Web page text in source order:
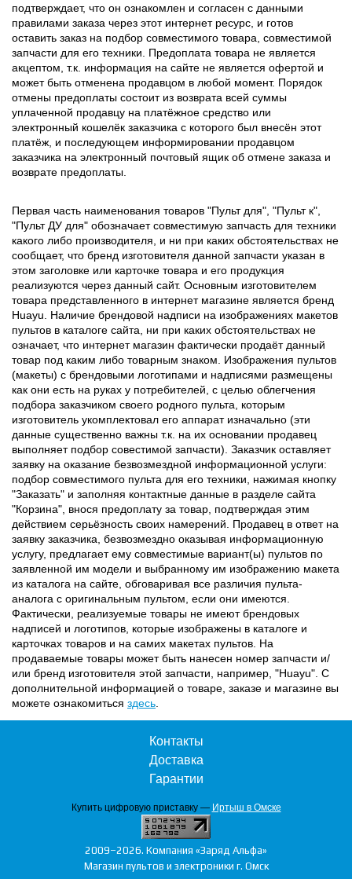
подтверждает, что он ознакомлен и согласен с данными
правилами заказа через этот интернет ресурс, и готов
оставить заказ на подбор совместимого товара, совместимой
запчасти для его техники. Предоплата товара не является
акцептом, т.к. информация на сайте не является офертой и
может быть отменена продавцом в любой момент. Порядок
отмены предоплаты состоит из возврата всей суммы
уплаченной продавцу на платёжное средство или
электронный кошелёк заказчика с которого был внесён этот
платёж, и последующем информировании продавцом
заказчика на электронный почтовый ящик об отмене заказа и
возврате предоплаты.
Первая часть наименования товаров "Пульт для", "Пульт к",
"Пульт ДУ для" обозначает совместимую запчасть для техники
какого либо производителя, и ни при каких обстоятельствах не
сообщает, что бренд изготовителя данной запчасти указан в
этом заголовке или карточке товара и его продукция
реализуются через данный сайт. Основным изготовителем
товара представленного в интернет магазине является бренд
Huayu. Наличие брендовой надписи на изображениях макетов
пультов в каталоге сайта, ни при каких обстоятельствах не
означает, что интернет магазин фактически продаёт данный
товар под каким либо товарным знаком. Изображения пультов
(макеты) с брендовыми логотипами и надписями размещены
как они есть на руках у потребителей, с целью облегчения
подбора заказчиком своего родного пульта, которым
изготовитель укомплектовал его аппарат изначально (эти
данные существенно важны т.к. на их основании продавец
выполняет подбор совестимой запчасти). Заказчик оставляет
заявку на оказание безвозмездной информационной услуги:
подбор совместимого пульта для его техники, нажимая кнопку
"Заказать" и заполняя контактные данные в разделе сайта
"Корзина", внося предоплату за товар, подтверждая этим
действием серьёзность своих намерений. Продавец в ответ на
заявку заказчика, безвозмездно оказывая информационную
услугу, предлагает ему совместимые вариант(ы) пультов по
заявленной им модели и выбранному им изображению макета
из каталога на сайте, обговаривая все различия пульта-
аналога с оригинальным пультом, если они имеются.
Фактически, реализуемые товары не имеют брендовых
надписей и логотипов, которые изображены в каталоге и
карточках товаров и на самих макетах пультов. На
продаваемые товары может быть нанесен номер запчасти и/
или бренд изготовителя этой запчасти, например, "Huayu". С
дополнительной информацией о товаре, заказе и магазине вы
можете ознакомиться здесь
Контакты
Доставка
Гарантии
2009–2026. Компания «Заряд Альфа»
Магазин пультов и электроники г. Омск
Купить цифровую приставку — Иртыш в Омске